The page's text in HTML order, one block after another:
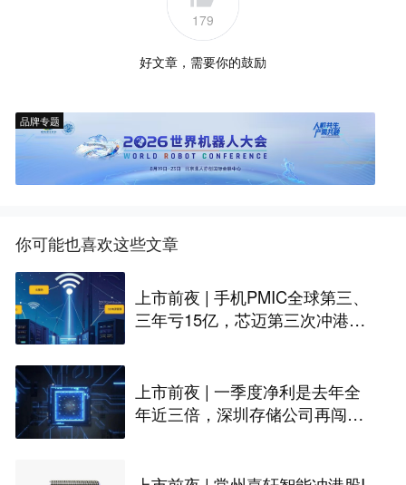
179
好文章，需要你的鼓励
品牌专题
你可能也喜欢这些文章
上市前夜 | 手机PMIC全球第三、
三年亏15亿，芯迈第三次冲港股I
上市前夜 | 一季度净利是去年全
年近三倍，深圳存储公司再闯港